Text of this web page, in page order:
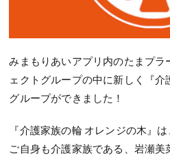
みまもりあいアプリ内のたまプ
ェクトグループの中に新しく『介
グループができました！
『介護家族の輪 オレンジの木』
ご自身も介護家族である、岩瀬